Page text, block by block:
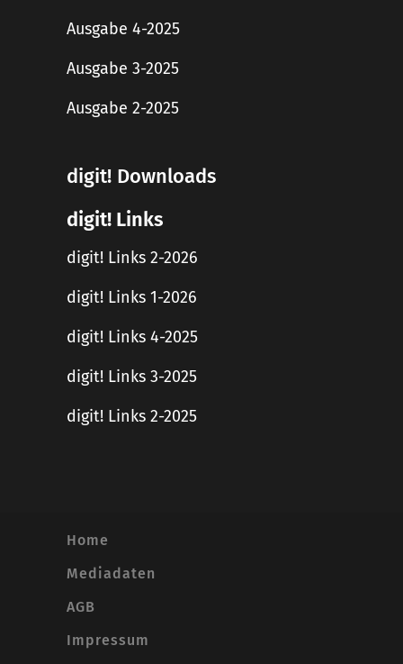
Ausgabe 4-2025
Ausgabe 3-2025
Ausgabe 2-2025
digit! Downloads
digit! Links
digit! Links 2-2026
digit! Links 1-2026
digit! Links 4-2025
digit! Links 3-2025
digit! Links 2-2025
Home
Mediadaten
AGB
Impressum